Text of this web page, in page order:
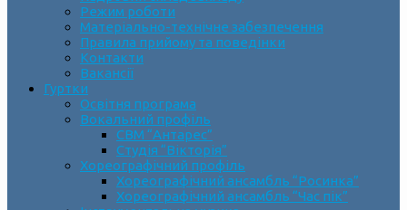
Режим роботи
Матеріально-технічне забезпечення
Правила прийому та поведінки
Контакти
Вакансії
Гуртки
Освітня програма
Вокальний профіль
СВМ “Антарес”
Студія “Вікторія”
Хореографічний профіль
Хореографічний ансамбль “Росинка”
Хореографічний ансамбль “Час пік”